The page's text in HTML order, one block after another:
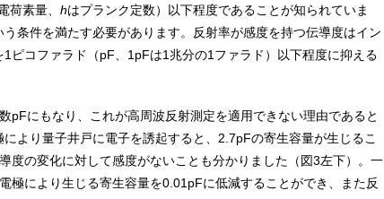
荷素量、 hはプランク定数）以下程度であることが知られていま
条件を満たす必要があります。反射率が感度を持つ伝導度はイン
ピコファラド（pF、1pFは1兆分の1ファラド）以下程度に抑える
にもなり、これが高周波反射測定を適用できない理由であると
より量子井戸に電子を誘起すると、2.7pFの寄生容量が生じるこ
度の変化に対して感度がないことも分かりました（図3左下）。一
極により生じる寄生容量を0.01pFに低減することができ、また反